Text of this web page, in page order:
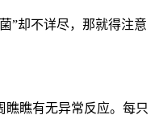
”却不详尽，那就得注意
瞧有无异常反应。每只